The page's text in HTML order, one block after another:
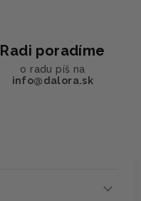
Radi poradíme
o radu píš na
info@dalora.sk